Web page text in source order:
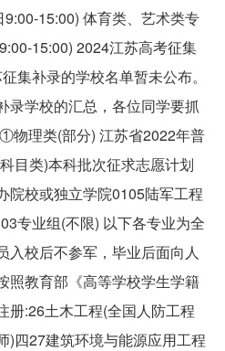
15:00) 体育类、艺术类专
15:00) 2024江苏高考征集
集补录的学校名单暂未公布。
录学校的汇总，各位同学要抓
物理类(部分) 江苏省2022年普
目类)本科批次征求志愿计划
校或独立学院0105陆军工程
专业组(不限) 以下各专业为全
入校后不参军，毕业后面向人
照教育部《高等学校学生学籍
册:26土木工程(全国人防工程
)四27建筑环境与能源应用工程